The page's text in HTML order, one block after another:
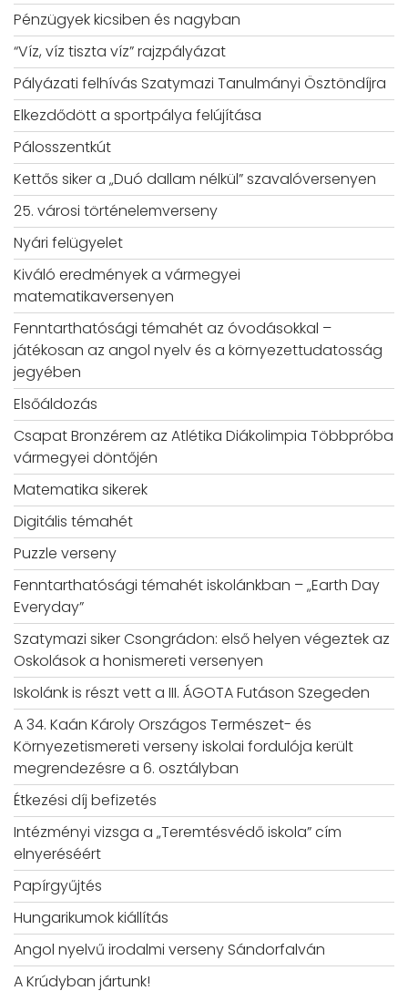
Pénzügyek kicsiben és nagyban
“Víz, víz tiszta víz” rajzpályázat
Pályázati felhívás Szatymazi Tanulmányi Ösztöndíjra
Elkezdődött a sportpálya felújítása
Pálosszentkút
Kettős siker a „Duó dallam nélkül” szavalóversenyen
25. városi történelemverseny
Nyári felügyelet
Kiváló eredmények a vármegyei
matematikaversenyen
Fenntarthatósági témahét az óvodásokkal –
játékosan az angol nyelv és a környezettudatosság
jegyében
Elsőáldozás
Csapat Bronzérem az Atlétika Diákolimpia Többpróba
vármegyei döntőjén
Matematika sikerek
Digitális témahét
Puzzle verseny
Fenntarthatósági témahét iskolánkban – „Earth Day
Everyday”
Szatymazi siker Csongrádon: első helyen végeztek az
Oskolások a honismereti versenyen
Iskolánk is részt vett a III. ÁGOTA Futáson Szegeden
A 34. Kaán Károly Országos Természet- és
Környezetismereti verseny iskolai fordulója került
megrendezésre a 6. osztályban
Étkezési díj befizetés
Intézményi vizsga a „Teremtésvédő iskola” cím
elnyeréséért
Papírgyűjtés
Hungarikumok kiállítás
Angol nyelvű irodalmi verseny Sándorfalván
A Krúdyban jártunk!